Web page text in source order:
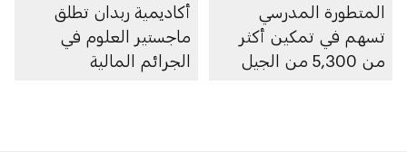
المتطورة المدرسي
تسهم في تمكين أكثر
من 5,300 من الجيل
أكاديمية ربدان تطلق
ماجستير العلوم في
الجرائم المالية